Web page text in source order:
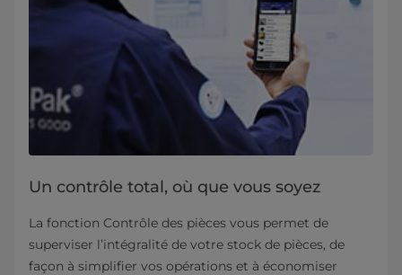
Un contrôle total, où que vous soyez
La fonction Contrôle des pièces vous permet de
superviser l’intégralité de votre stock de pièces, de
façon à simplifier vos opérations et à économiser